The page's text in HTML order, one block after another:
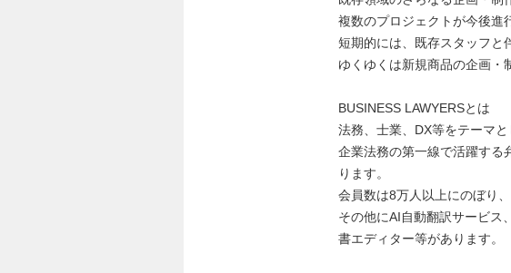
複数のプロジェクトが今後進
短期的には、既存スタッフと
ゆくゆくは新規商品の企画・
BUSINESS LAWYERSとは
法務、士業、DX等をテーマ
企業法務の第一線で活躍する
ります。
会員数は8万人以上にのぼり
その他にAI自動翻訳サービス
書エディター等があります。